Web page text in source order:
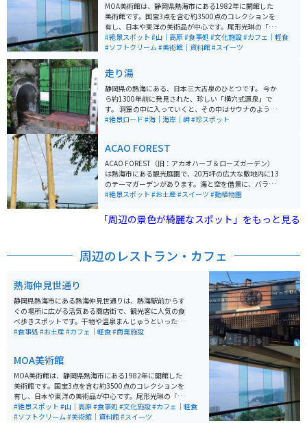
MOA美術館は、静岡県熱海市にある1982年に開館した
美術館です。国宝3点を含む約3500点のコレクションを
有し、日本や東洋の美術品が中心です。尾形光琳の「紅
白梅図屏風」や野々村仁清の茶器などが展示されていま
す。美術館内には、能楽堂や茶室もあり、伝統文化を堪
の海を一望でき、景色も楽しむことができます。館内の
レストランでは地元の食材を使用した料理が楽しめま
す。アクセスも良好で、熱海駅から車で約10分の場所に
あります。
#絶景スポット #山｜高原#食事処 #文化施設#カフェ｜軽食
#ソフトクリーム#美術館｜資料館#スイーツ
走り湯
静岡県の熱海にある、日本三大古泉のひとつです。 今か
ら約1300年前に発見された、珍しい「横穴式源泉」で
す。 洞窟の中に入っていくと、その中はサウナのように
暖かく、地中から高温の湯がゴボゴボ湧いている様子を
となっています。
#絶景ロード #海｜海岸｜岬#珍スポット
ACAO FOREST
ACAO FOREST（旧：アカオハーブ＆ローズガーデン）
は熱海市にある観光庭園で、20万坪の広大な敷地内に13
のテーマガーデンがあります。海と空を借景に、バラや
ハーブ、四季折々の花々などが楽しめます。曽我浅間神
あり、一日中楽しめます。 特に5月上旬から6月中旬のバ
ラのシーズンは必見です。また、「COEDA HOUSE」と
#絶景スポット #お土産#スイーツ #動植物園
「周辺の景色が綺麗なスポット」をもっと見る
周辺のレストラン・カフェ
熱海仲見世通り
静岡県熱海市にある熱海仲見世通りは、熱海駅前からす
ぐの場所に広がる活気ある商店街で、観光客に人気の食
べ歩きスポットです。干物や温泉まんじゅうといった定
番土産から、海鮮グルメやスイーツまで幅広い店舗が並
も魅力です。温泉街らしいレトロな雰囲気も残り、散策
するだけでも楽しめます。 駅近でアクセス抜群ですが、
周辺は人通りが多いためバイクは近隣の駐輪場や駐車場
を利用するのがおすすめ。ツーリングの合間に立ち寄
り、グルメやお土産探しを楽しむのにぴったりのスポッ
トです。
#食事処 #お土産#カフェ｜軽食#商業施設
MOA美術館
MOA美術館は、静岡県熱海市にある1982年に開館した
美術館です。国宝3点を含む約3500点のコレクションを
有し、日本や東洋の美術品が中心です。尾形光琳の「紅
白梅図屏風」や野々村仁清の茶器などが展示されていま
す。美術館内には、能楽堂や茶室もあり、伝統文化を堪
#絶景スポット #山｜高原#食事処 #文化施設#カフェ｜軽食
#ソフトクリーム#美術館｜資料館#スイーツ